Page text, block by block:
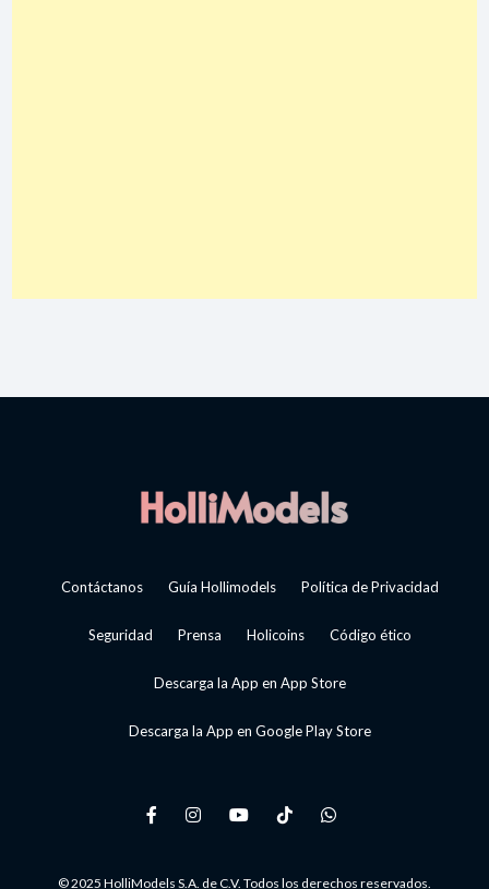
Contáctanos Guía Hollimodels Política de Privacidad
Seguridad Prensa Holicoins Código ético
Descarga la App en App Store
Descarga la App en Google Play Store
© 2025 HolliModels S.A. de C.V. Todos los derechos reservados.